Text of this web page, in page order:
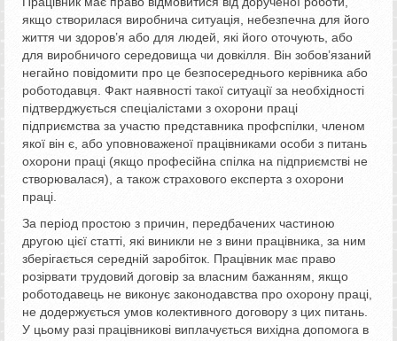
якщо створилася виробнича ситуація, небезпечна для його
життя чи здоров’я або для людей, які його оточують, або
для виробничого середовища чи довкілля. Він зобов’язаний
негайно повідомити про це безпосереднього керівника або
роботодавця. Факт наявності такої ситуації за необхідності
підтверджується спеціалістами з охорони праці
підприємства за участю представника профспілки, членом
якої він є, або уповноваженої працівниками особи з питань
охорони праці (якщо професійна спілка на підприємстві не
створювалася), а також страхового експерта з охорони
праці.
За період простою з причин, передбачених частиною
другою цієї статті, які виникли не з вини працівника, за ним
зберігається середній заробіток. Працівник має право
розірвати трудовий договір за власним бажанням, якщо
роботодавець не виконує законодавства про охорону праці,
не додержується умов колективного договору з цих питань.
У цьому разі працівникові виплачується вихідна допомога в